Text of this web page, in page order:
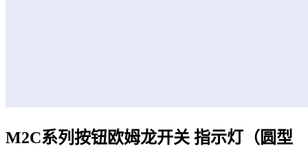
M2C系列按钮欧姆龙开关 指示灯（圆型